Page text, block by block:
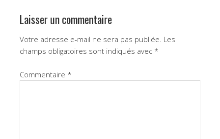
Laisser un commentaire
Votre adresse e-mail ne sera pas publiée. Les
champs obligatoires sont indiqués avec *
Commentaire *